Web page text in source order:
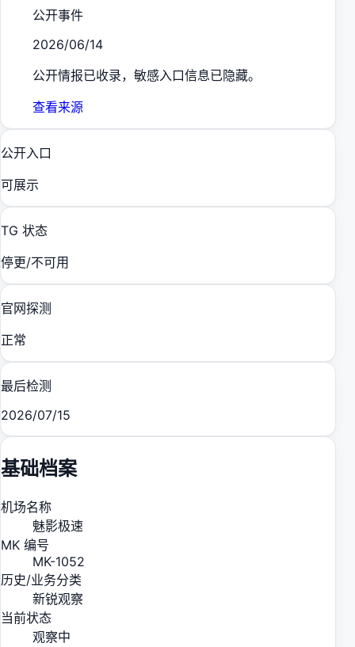
公开事件
2026/06/14
公开情报已收录，敏感入口信息已隐藏。
查看来源
公开入口
可展示
TG 状态
停更/不可用
官网探测
正常
最后检测
2026/07/15
基础档案
机场名称
魅影极速
MK 编号
MK-1052
历史/业务分类
新锐观察
当前状态
观察中